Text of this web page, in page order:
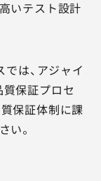
いテスト設計
は、アジャイ
保証プロセ
保証体制に課
い。